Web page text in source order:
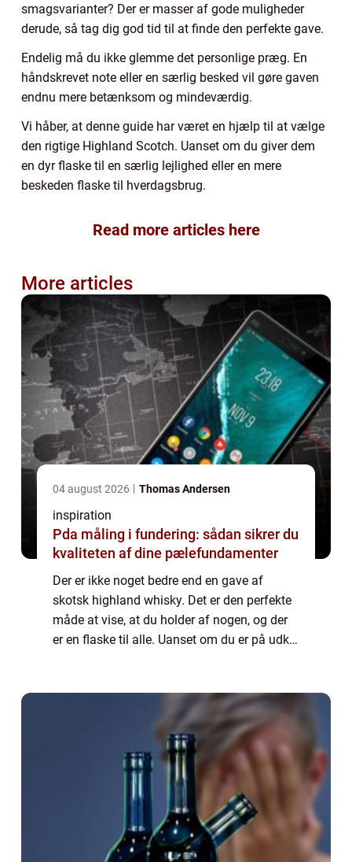
smagsvarianter? Der er masser af gode muligheder
derude, så tag dig god tid til at finde den perfekte gave.
Endelig må du ikke glemme det personlige præg. En
håndskrevet note eller en særlig besked vil gøre gaven
endnu mere betænksom og mindeværdig.
Vi håber, at denne guide har været en hjælp til at vælge
den rigtige Highland Scotch. Uanset om du giver dem
en dyr flaske til en særlig lejlighed eller en mere
beskeden flaske til hverdagsbrug.
Read more articles here
More articles
04 august 2026 Thomas Andersen
inspiration
Pda måling i fundering: sådan sikrer du
kvaliteten af dine pælefundamenter
Der er ikke noget bedre end en gave af
skotsk highland whisky. Det er den perfekte
måde at vise, at du holder af nogen, og der
er en flaske til alle. Uanset om du er på udkig